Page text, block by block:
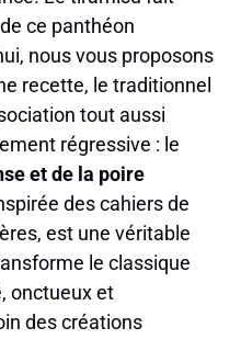
ce panthéon
nous vous proposons
recette, le traditionnel
tout aussi
régressive : le
et de la poire
des cahiers de
est une véritable
le classique
onctueux et
des créations